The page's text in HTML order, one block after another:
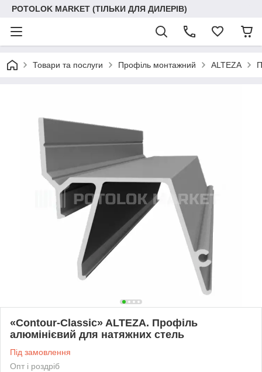
POTOLOK MARKET (ТІЛЬКИ ДЛЯ ДИЛЕРІВ)
Товари та послуги Профіль монтажний ALTEZA
«Contour-Classic» ALTEZA. Профіль
алюмінієвий для натяжних стель
Під замовлення
Опт і роздріб